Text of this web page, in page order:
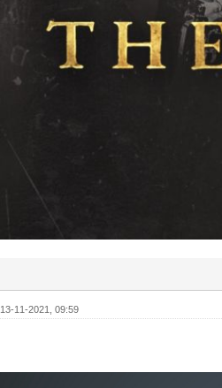
13-11-2021, 09:59